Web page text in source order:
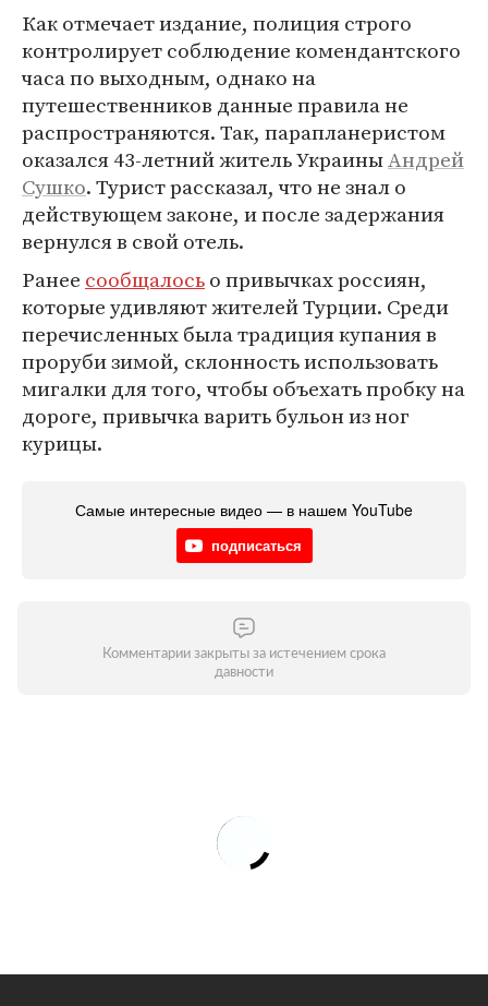
Как отмечает издание, полиция строго
контролирует соблюдение комендантского
часа по выходным, однако на
путешественников данные правила не
распространяются. Так, парапланеристом
оказался 43-летний житель УкраиныАндрей
Сушко. Турист рассказал, что не знал о
действующем законе, и после задержания
вернулся в свой отель.
Ранее сообщалосьо привычках россиян,
которые удивляют жителей Турции. Среди
перечисленных была традиция купания в
проруби зимой, склонность использовать
мигалки для того, чтобы объехать пробку на
дороге, привычка варить бульон из ног
курицы.
Самые интересные видео — в нашем YouTube
подписаться
Комментарии закрыты за истечением срока
давности